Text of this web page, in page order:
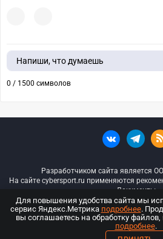
Напиши, что думаешь
0 / 1500 символов
Разработчиком сайта является
На сайте cybersport.ru применяются
Документы
© ООО «Киберспорт.ру» — Все
18+
Для повышения удобства сайта мы
сервис Яндекс.Метрика подробнее.
вы соглашаетесь на обработку
подробнее.